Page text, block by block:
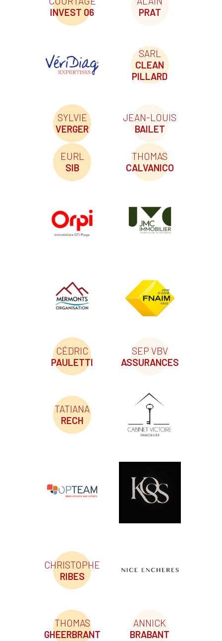
INVEST 06
PRAT
SARL
CLEAN
PILLARD
SYLVIE
VERGER
JEAN-LOUIS
BAILET
EURL
SIB
THOMAS
CALVANICO
CÉDRIC
PAULETTI
SEP VBV
ASSURANCES
TATIANA
RECH
CHRISTOPHE
RIBES
THOMAS
GHEERBRANT
ANNICK
BRABANT